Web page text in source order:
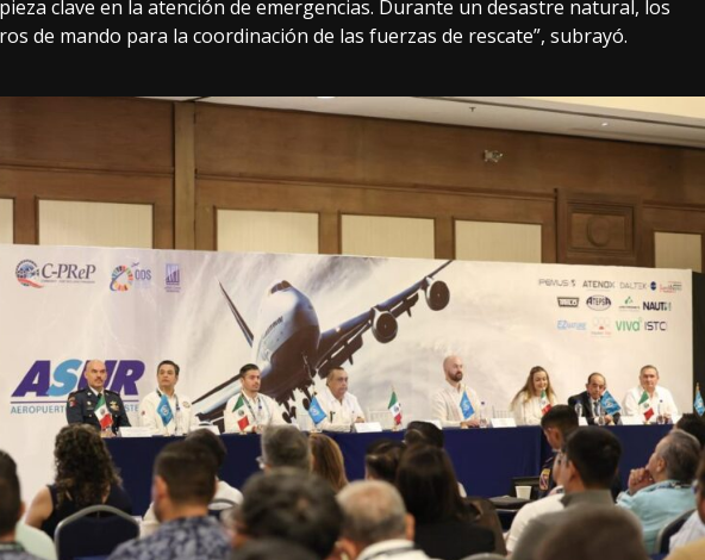
clave en la atención de emergencias. Durante un desastre natural, los
de mando para la coordinación de las fuerzas de rescate”, subrayó.